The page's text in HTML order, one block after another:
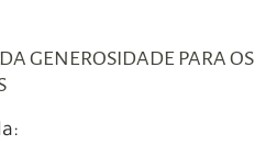
GENEROSIDADE PARA OS